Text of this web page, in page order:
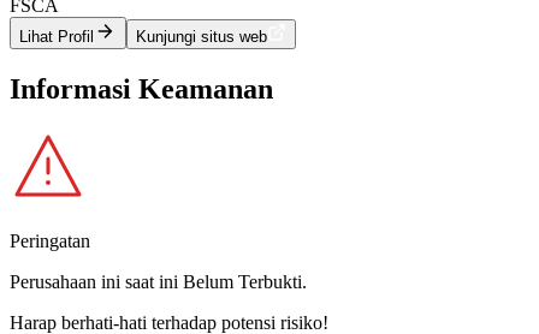
FSCA
Lihat Profil Kunjungi situs web
Informasi Keamanan
Peringatan
Perusahaan ini saat ini Belum Terbukti.
Harap berhati-hati terhadap potensi risiko!